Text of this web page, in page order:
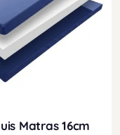
Matras 16cm